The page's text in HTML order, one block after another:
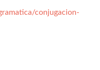
conjugacion-